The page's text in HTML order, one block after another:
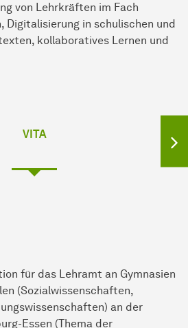
von Lehrkräften im Fach
Digitalisierung in schulischen und
kollaboratives Lernen und
VITA
für das Lehramt an Gymnasien
(Sozialwissenschaften,
an der
Essen (Thema der